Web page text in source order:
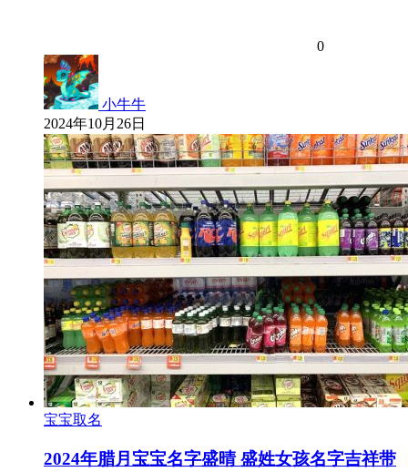
0
小牛牛
2024年10月26日
宝宝取名
2024年腊月宝宝名字盛晴 盛姓女孩名字吉祥带